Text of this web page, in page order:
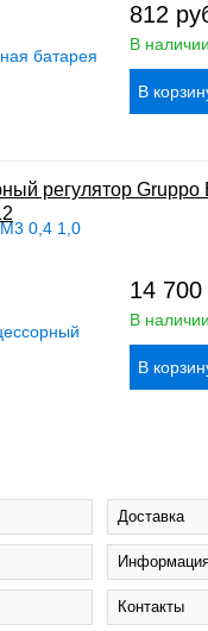
812
В наличии
регулятор Gruppo
14 700
В наличии
Доставка
Контакты